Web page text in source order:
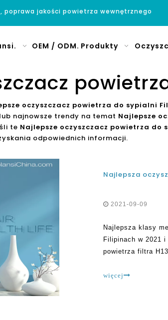
jakości powietrza wewnętrznego
OEM / ODM. Produkty
oczyszczacz powietrza do sypialni
najnowsze trendy na temat Najlepsze
te Najlepsze oczyszczacz powietrza do
odpowiednich informacji.
2021-09-09
Najlepsza klasy
Filipinach w 2021
powietrza filtra
t
więcej